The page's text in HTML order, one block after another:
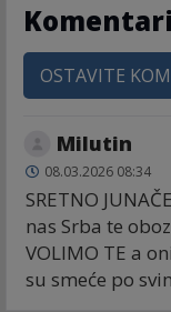
Komentari
OSTAVITE
Milutin
08.03.2026 08:34
SRETNO
nas Srba te
VOLIMO TE a
su smeće po